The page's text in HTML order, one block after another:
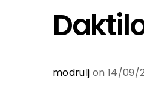
modrulj on 14/09/